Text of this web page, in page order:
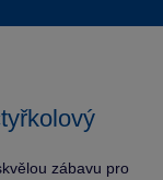
zábavu pro